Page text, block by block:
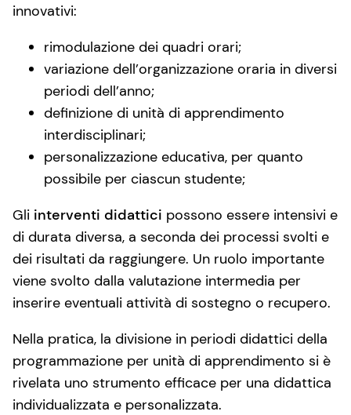
innovativi:
rimodulazione dei quadri orari;
variazione dell’organizzazione oraria in diversi
periodi dell’anno;
definizione di unità di apprendimento
interdisciplinari;
personalizzazione educativa, per quanto
possibile per ciascun studente;
Gli interventi didattici possono essere intensivi e
di durata diversa, a seconda dei processi svolti e
dei risultati da raggiungere. Un ruolo importante
viene svolto dalla valutazione intermedia per
inserire eventuali attività di sostegno o recupero.
Nella pratica, la divisione in periodi didattici della
programmazione per unità di apprendimento si è
rivelata uno strumento efficace per una didattica
individualizzata e personalizzata.